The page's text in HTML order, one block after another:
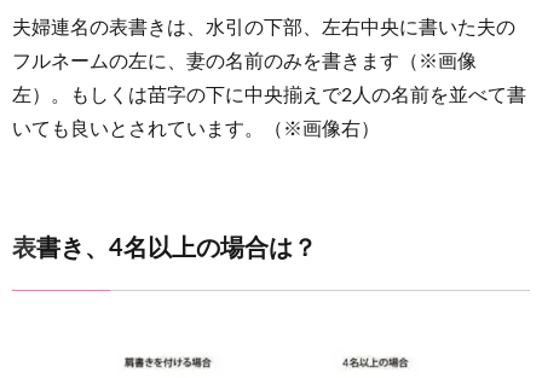
夫婦連名の表書きは、水引の下部、左右中央に書いた夫の
フルネームの左に、妻の名前のみを書きます（※画像
左）。もしくは苗字の下に中央揃えで2人の名前を並べて書
いても良いとされています。（※画像右）
表書き、4名以上の場合は？